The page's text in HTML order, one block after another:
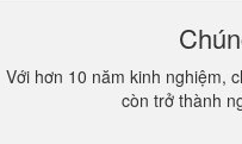
Với hơn 10 năm kinh nghiệm,
còn trở thành